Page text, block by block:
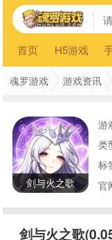
首页 H5游戏
魂罗游戏 游戏资讯
剑与火之歌
游
类
标
官
剑与火之歌